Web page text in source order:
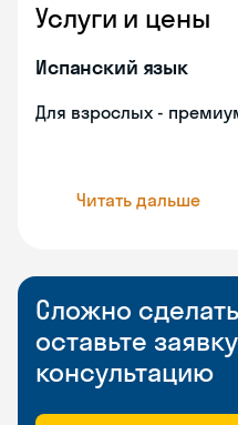
Услуги и цены
Испанский язык
Для взрослых -
Читать дальше
Сложно
оставьте
консультацию